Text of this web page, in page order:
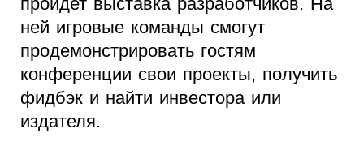
ней игровые команды смогут
продемонстрировать гостям
конференции свои проекты, получить
фидбэк и найти инвестора или
издателя.